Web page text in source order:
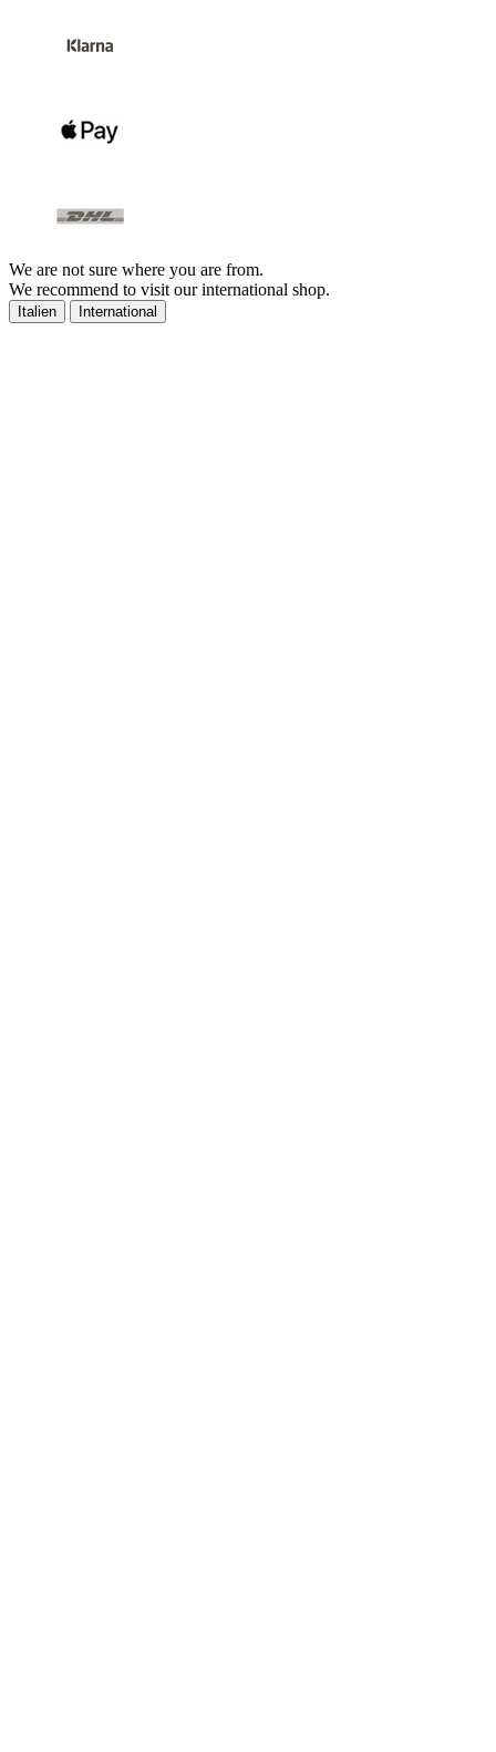
We are not sure where you are from.
We recommend to visit our international shop.
Italien International